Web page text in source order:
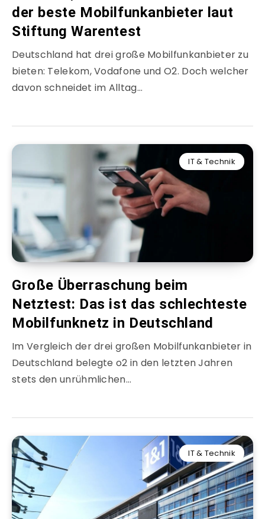
der beste Mobilfunkanbieter laut
Stiftung Warentest
Deutschland hat drei große Mobilfunkanbieter zu
bieten: Telekom, Vodafone und O2. Doch welcher
davon schneidet im Alltag…
IT & Technik
Große Überraschung beim
Netztest: Das ist das schlechteste
Mobilfunknetz in Deutschland
Im Vergleich der drei großen Mobilfunkanbieter in
Deutschland belegte o2 in den letzten Jahren
stets den unrühmlichen…
IT & Technik